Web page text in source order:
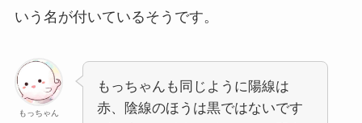
いう名が付いているそうです。
もっちゃん
もっちゃんも同じように陽線は
赤、陰線のほうは黒ではないです